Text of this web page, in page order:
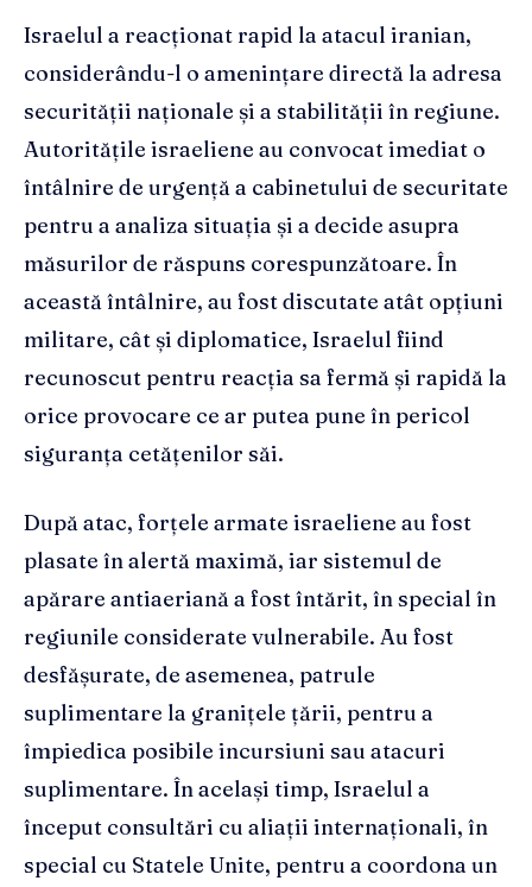
Israelul a reacționat rapid la atacul iranian,
considerându-l o amenințare directă la adresa
securității naționale și a stabilității în regiune.
Autoritățile israeliene au convocat imediat o
întâlnire de urgență a cabinetului de securitate
pentru a analiza situația și a decide asupra
măsurilor de răspuns corespunzătoare. În
această întâlnire, au fost discutate atât opțiuni
militare, cât și diplomatice, Israelul fiind
recunoscut pentru reacția sa fermă și rapidă la
orice provocare ce ar putea pune în pericol
siguranța cetățenilor săi.
După atac, forțele armate israeliene au fost
plasate în alertă maximă, iar sistemul de
apărare antiaeriană a fost întărit, în special în
regiunile considerate vulnerabile. Au fost
desfășurate, de asemenea, patrule
suplimentare la granițele țării, pentru a
împiedica posibile incursiuni sau atacuri
suplimentare. În același timp, Israelul a
început consultări cu aliații internaționali, în
special cu Statele Unite, pentru a coordona un